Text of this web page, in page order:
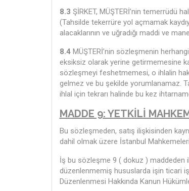
8.3 ŞİRKET, MÜŞTERİ’nin temerrüdü
(Tahsilde tekerrüre yol açmamak
alacaklarının ve uğradığı maddi ve
8.4MÜŞTERİ’nin sözleşmenin
eksiksiz olarak yerine getirmemesine
sözleşmeyi feshetmemesi, o ihlalin
gelmez ve bu şekilde yorumlanamaz.
ihlal için tekrarı halinde bu kez
MADDE 9: YETKİLİ
Bu sözleşmeden, satış ilişkisinden
dahil olmak üzere İstanbul
İş bu sözleşme 9 ( dokuz ) maddeden
düzenlenmemiş hususlarda işin ticari
Düzenlenmesi Hakkında Kanun